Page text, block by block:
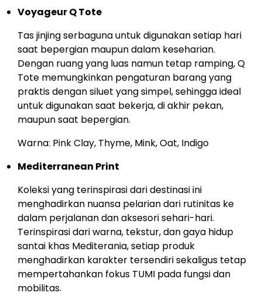
Voyageur Q Tote
Tas jinjing serbaguna untuk digunakan setiap hari
saat bepergian maupun dalam keseharian.
Dengan ruang yang luas namun tetap ramping, Q
Tote memungkinkan pengaturan barang yang
praktis dengan siluet yang simpel, sehingga ideal
untuk digunakan saat bekerja, di akhir pekan,
maupun saat bepergian.
Warna: Pink Clay, Thyme, Mink, Oat, Indigo
Mediterranean Print
Koleksi yang terinspirasi dari destinasi ini
menghadirkan nuansa pelarian dari rutinitas ke
dalam perjalanan dan aksesori sehari-hari.
Terinspirasi dari warna, tekstur, dan gaya hidup
santai khas Mediterania, setiap produk
menghadirkan karakter tersendiri sekaligus tetap
mempertahankan fokus TUMI pada fungsi dan
mobilitas.